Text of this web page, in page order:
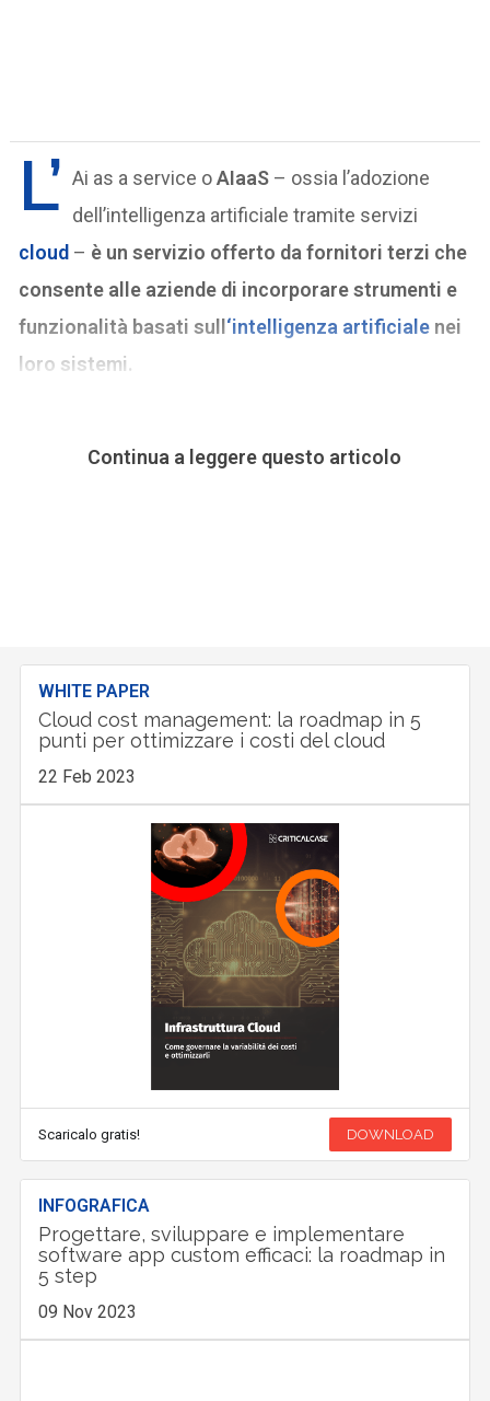
L’ Ai as a service oAIaaS – ossia l’adozione
dell’intelligenza artificiale tramite servizi
cloud – è un servizio offerto da fornitori terzi che
consente alle aziende di incorporare strumenti e
funzionalità basati sull‘intelligenza artificiale nei
loro sistemi.
Continua a leggere questo articolo
WHITE PAPER
Cloud cost management: la roadmap in 5
punti per ottimizzare i costi del cloud
22 Feb 2023
Scaricalo gratis! DOWNLOAD
INFOGRAFICA
Progettare, sviluppare e implementare
software app custom efficaci: la roadmap in
5 step
09 Nov 2023